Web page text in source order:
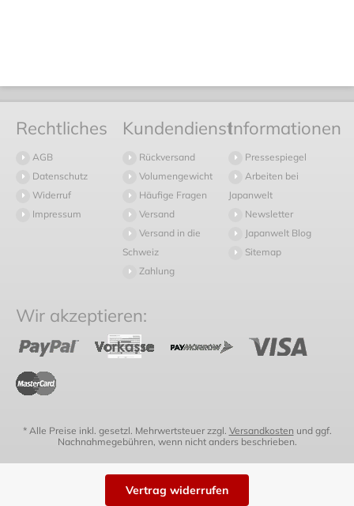
Rechtliches
AGB
Datenschutz
Widerruf
Impressum
Kundendienst
Rückversand
Volumengewicht
Häufige Fragen
Versand
Versand in die
Schweiz
Zahlung
Informationen
Pressespiegel
Arbeiten bei
Japanwelt
Newsletter
Japanwelt Blog
Sitemap
Wir akzeptieren:
* Alle Preise inkl. gesetzl. Mehrwertsteuer zzgl. Versandkosten und ggf.
Nachnahmegebühren, wenn nicht anders beschrieben.
Vertrag widerrufen